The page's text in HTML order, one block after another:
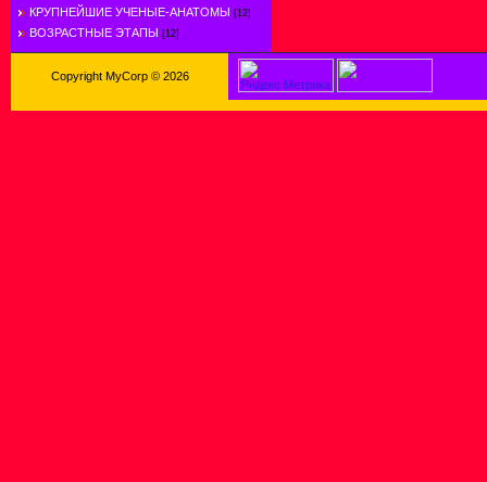
КРУПНЕЙШИЕ УЧЕНЫЕ-АНАТОМЫ [12]
ВОЗРАСТНЫЕ ЭТАПЫ [12]
Copyright MyCorp © 2026